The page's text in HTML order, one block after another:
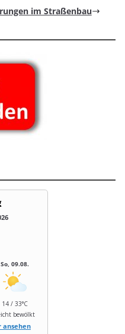
im Straßenbau
So, 09.08.
14 / 33°C
bewölkt